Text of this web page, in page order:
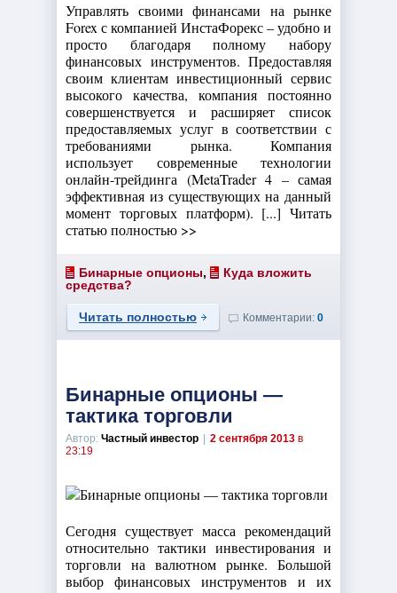
Управлять своими финансами на рынке
Forex с компанией ИнстаФорекс – удобно и
просто благодаря полному набору
финансовых инструментов. Предоставляя
своим клиентам инвестиционный сервис
высокого качества, компания постоянно
совершенствуется и расширяет список
предоставляемых услуг в соответствии с
требованиями рынка. Компания
использует современные технологии
онлайн-трейдинга (MetaTrader 4 – самая
эффективная из существующих на данный
момент торговых платформ). [...] Читать
статью полностью >>
Бинарные опционы,
Куда вложить
средства?
Читать полностью Комментарии: 0
Бинарные опционы —
тактика торговли
Автор: Частный инвестор 2 сентября 2013 в
23:19
Сегодня существует масса рекомендаций
относительно тактики инвестирования и
торговли на валютном рынке. Большой
выбор финансовых инструментов и их